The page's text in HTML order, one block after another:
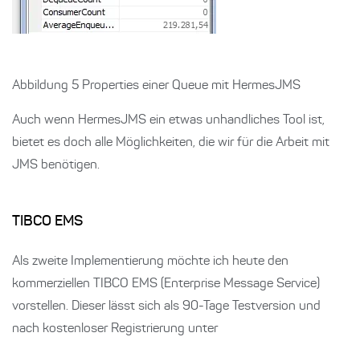
Abbildung 5 Properties einer Queue mit HermesJMS
Auch wenn HermesJMS ein etwas unhandliches Tool ist,
bietet es doch alle Möglichkeiten, die wir für die Arbeit mit
JMS benötigen.
TIBCO EMS
Als zweite Implementierung möchte ich heute den
kommerziellen TIBCO EMS (Enterprise Message Service)
vorstellen. Dieser lässt sich als 90-Tage Testversion und
nach kostenloser Registrierung unter